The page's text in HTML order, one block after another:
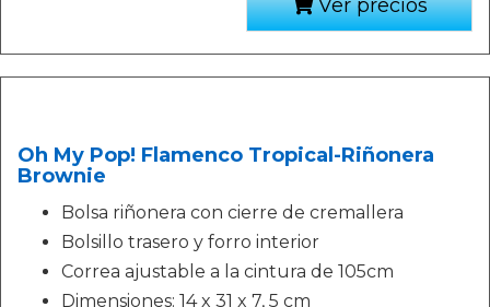
Ver precios
Oh My Pop! Flamenco Tropical-Riñonera
Brownie
Bolsa riñonera con cierre de cremallera
Bolsillo trasero y forro interior
Correa ajustable a la cintura de 105cm
Dimensiones: 14 x 31 x 7, 5 cm